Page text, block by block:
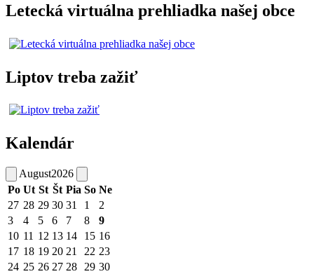
Letecká virtuálna prehliadka našej obce
Liptov treba zažiť
Kalendár
August2026
Po Ut St Št Pia So Ne
27 28 29 30 31 1
2
3
4 5 6 7 8
9
10 11 12 13 14 15 16
17 18 19 20 21 22 23
24 25 26 27 28 29 30